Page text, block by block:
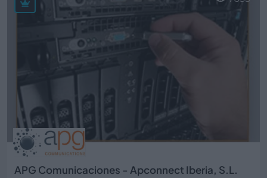
APG Comunicaciones - Apconnect Iberia, S.L.